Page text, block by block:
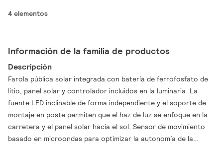
4 elementos
Información de la familia de productos
Descripción
Farola pública solar integrada con batería de ferrofosfato de
litio, panel solar y controlador incluidos en la luminaria. La
fuente LED inclinable de forma independiente y el soporte de
montaje en poste permiten que el haz de luz se enfoque en la
carretera y el panel solar hacia el sol. Sensor de movimiento
basado en microondas para optimizar la autonomía de la